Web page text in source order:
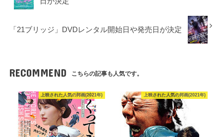
「21ブリッジ」DVDレンタル開始日や発売日が決定
RECOMMEND こちらの記事も人気です。
上映された人気の邦画(2021年) 上映された人気の邦画(2021年)